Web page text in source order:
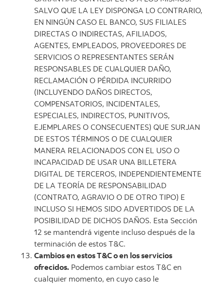
SALVO QUE LA LEY DISPONGA LO CONTRARIO,
EN NINGÚN CASO EL BANCO, SUS FILIALES
DIRECTAS O INDIRECTAS, AFILIADOS,
AGENTES, EMPLEADOS, PROVEEDORES DE
SERVICIOS O REPRESENTANTES SERÁN
RESPONSABLES DE CUALQUIER DAÑO,
RECLAMACIÓN O PÉRDIDA INCURRIDO
(INCLUYENDO DAÑOS DIRECTOS,
COMPENSATORIOS, INCIDENTALES,
ESPECIALES, INDIRECTOS, PUNITIVOS,
EJEMPLARES O CONSECUENTES) QUE SURJAN
DE ESTOS TÉRMINOS O DE CUALQUIER
MANERA RELACIONADOS CON EL USO O
INCAPACIDAD DE USAR UNA BILLETERA
DIGITAL DE TERCEROS, INDEPENDIENTEMENTE
DE LA TEORÍA DE RESPONSABILIDAD
(CONTRATO, AGRAVIO O DE OTRO TIPO) E
INCLUSO SI HEMOS SIDO ADVERTIDOS DE LA
POSIBILIDAD DE DICHOS DAÑOS. Esta Sección
12 se mantendrá vigente incluso después de la
terminación de estos T&C.
Cambios en estos T&C o en los servicios
ofrecidos. Podemos cambiar estos T&C en
cualquier momento, en cuyo caso le